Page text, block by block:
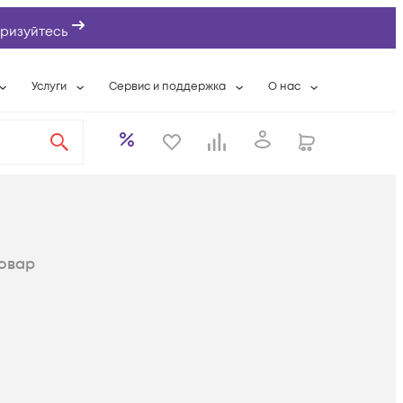
Услуги
Расширенная гарантия
Сервис и поддержка
Разовые выездные работы
О нас
Контактная